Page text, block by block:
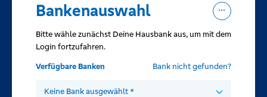
Bankenauswahl
Bitte wähle zunächst Deine Hausbank aus, um mit dem
Login fortzufahren.
Verfügbare Banken
Bank nicht gefunden?
Keine Bank ausgewählt *